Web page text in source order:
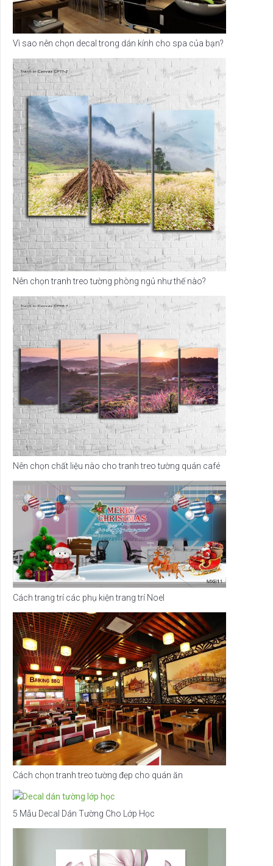
Vì sao nên chọn decal trong dán kính cho spa của bạn?
Nên chọn tranh treo tường phòng ngủ như thế nào?
Nên chọn chất liệu nào cho tranh treo tường quán café
Cách trang trí các phụ kiện trang trí Noel
Cách chọn tranh treo tường đẹp cho quán ăn
5 Mẫu Decal Dán Tường Cho Lớp Học